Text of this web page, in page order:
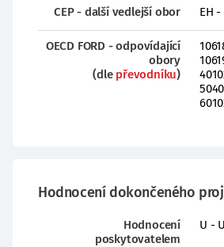
CEP - další vedlejší obor EH
OECD FORD - odpovídající
obory
(dle převodníku)
Hodnocení dokončeného
Hodnocení
poskytovatelem
U -